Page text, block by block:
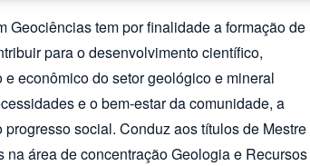
Geociências tem por finalidade a formação de
para o desenvolvimento científico,
econômico do setor geológico e mineral
e o bem-estar da comunidade, a
social. Conduz aos títulos de Mestre
área de concentração Geologia e Recursos